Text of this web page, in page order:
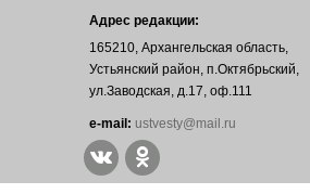
Адрес редакции:
165210, Архангельская область,
Устьянский район, п.Октябрьский,
ул.Заводская, д.17, оф.111
е-mail: ustvesty@mail.ru